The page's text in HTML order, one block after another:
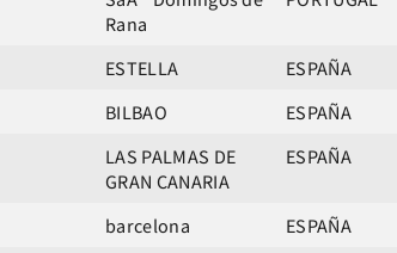
Rana
ESTELLA ESPAÑA
BILBAO ESPAÑA
LAS PALMAS DE
GRAN CANARIA
ESPAÑA
barcelona ESPAÑA